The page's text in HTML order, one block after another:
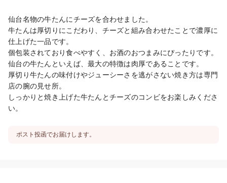
仙台名物の牛たんにチーズを合わせました。
牛たんは厚切りにこだわり、チーズと組み合わせたことで濃厚に
仕上げた一品です。
個包装されており食べやすく、お酒のおつまみにぴったりです。
仙台の牛たんといえば、最大の特徴は肉厚であることです。
厚切り牛たんの味付けやジューシーさを逃がさない焼き方は専門
店の腕の見せ所。
しっかりと焼き上げた牛たんとチーズのコンビをお楽しみくださ
い。
ポスト投函でお届けします。